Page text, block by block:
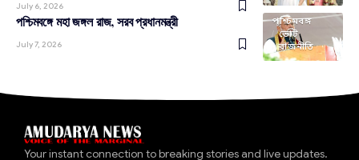
July 6, 2026
পশ্চিমবঙ্গ
ভোট
রাজনীতি
পশ্চিমবঙ্গে মহা জঙ্গল রাজ, সরব প্রধানমন্ত্রী
July 7, 2026
Your instant connection to breaking stories and live updates.